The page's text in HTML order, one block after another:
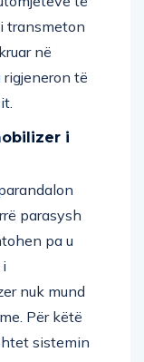
transmeton
në
të
i
parasysh
pa u
nuk mund
Për këtë
sistemin